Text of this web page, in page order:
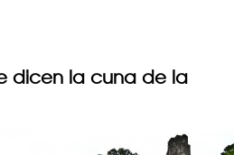
dicen la cuna de la